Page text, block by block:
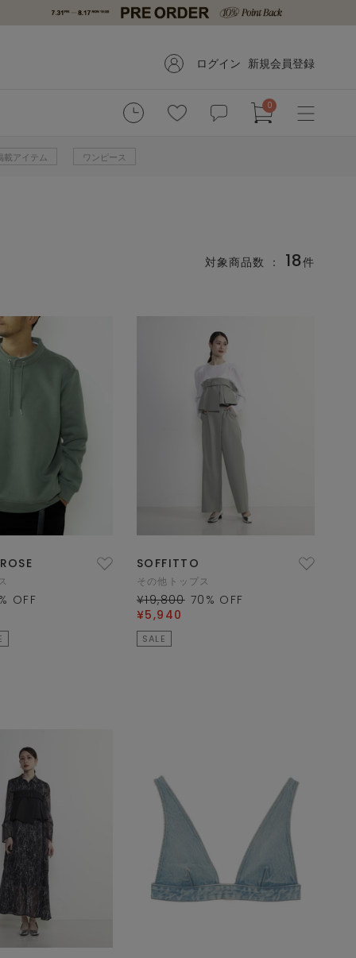
ログイン 新規会員登録
0
載アイテム ワンピース
対象商品数 ： 18件
% OFF
SOFFITTO
その他トップス
¥19,800 70 % OFF
¥5,940
SALE